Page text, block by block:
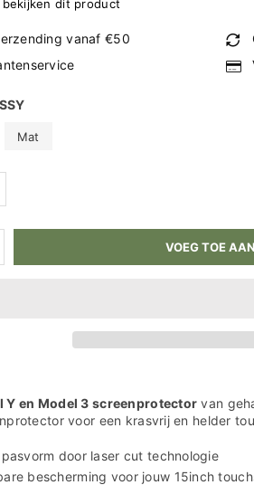
bekijken dit product
vanaf €50
Mat
VOEG TOE
Y en Model 3 screenprotector van
voor een krasvrij en helder
door laser cut technologie
bescherming voor jouw 15inch